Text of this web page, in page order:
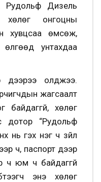
Рудольф Дизель
онгоцны
хувцсаа өмсөж,
унтахдаа
дээрээ олджээ.
жагсаалт
хөлөг
дотор “Рудольф
нь гэх нэг ч зүйл
ч, паспорт дээр
ч юм ч байдаггүй
энэ хөлөг